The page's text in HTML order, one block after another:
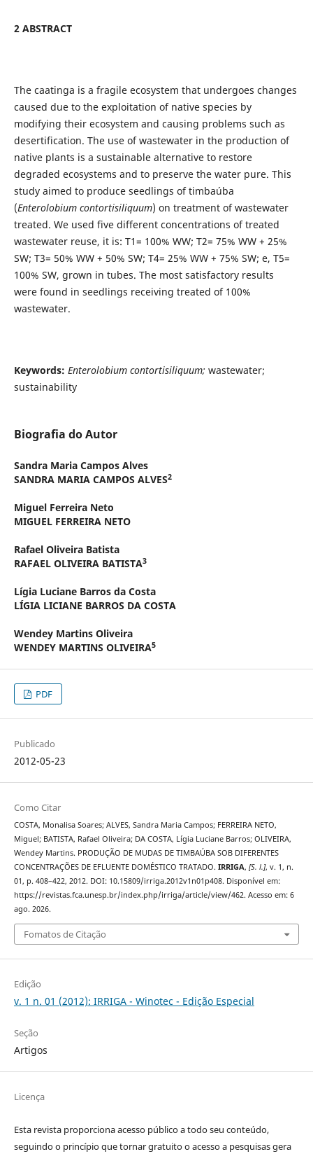
2 ABSTRACT
The caatinga is a fragile ecosystem that undergoes changes
caused due to the exploitation of native species by
modifying their ecosystem and causing problems such as
desertification. The use of wastewater in the production of
native plants is a sustainable alternative to restore
degraded ecosystems and to preserve the water pure. This
study aimed to produce seedlings of timbaúba
(Enterolobium contortisiliquum) on treatment of wastewater
treated. We used five different concentrations of treated
wastewater reuse, it is: T1= 100% WW; T2= 75% WW + 25%
SW; T3= 50% WW + 50% SW; T4= 25% WW + 75% SW; e, T5=
100% SW, grown in tubes. The most satisfactory results
were found in seedlings receiving treated of 100%
wastewater.
Keywords: Enterolobium contortisiliquum; wastewater;
sustainability
Biografia do Autor
Sandra Maria Campos Alves
SANDRA MARIA CAMPOS ALVES2
Miguel Ferreira Neto
MIGUEL FERREIRA NETO
Rafael Oliveira Batista
RAFAEL OLIVEIRA BATISTA3
Lígia Luciane Barros da Costa
LÍGIA LICIANE BARROS DA COSTA
Wendey Martins Oliveira
WENDEY MARTINS OLIVEIRA5
PDF
Publicado
2012-05-23
Como Citar
COSTA, Monalisa Soares; ALVES, Sandra Maria Campos; FERREIRA NETO,
Miguel; BATISTA, Rafael Oliveira; DA COSTA, Lígia Luciane Barros; OLIVEIRA,
Wendey Martins. PRODUÇÃO DE MUDAS DE TIMBAÚBA SOB DIFERENTES
CONCENTRAÇÕES DE EFLUENTE DOMÉSTICO TRATADO. IRRIGA, [S. l.], v. 1, n.
01, p. 408–422, 2012. DOI: 10.15809/irriga.2012v1n01p408. Disponível em:
https://revistas.fca.unesp.br/index.php/irriga/article/view/462. Acesso em: 6
ago. 2026.
Fomatos de Citação
Edição
v. 1 n. 01 (2012): IRRIGA - Winotec - Edição Especial
Seção
Artigos
Licença
Esta revista proporciona acesso público a todo seu conteúdo,
seguindo o princípio que tornar gratuito o acesso a pesquisas gera